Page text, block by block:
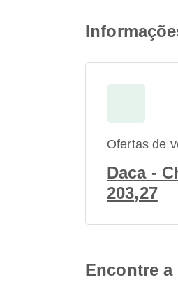
Ofertas de
Daca -
203,27
Encontre